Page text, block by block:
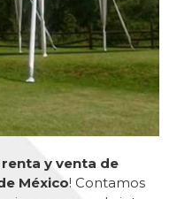
renta y venta de
México! Contamos